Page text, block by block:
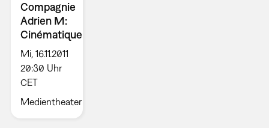
Compagnie
Adrien M:
Cinématique
Mi, 16.11.2011
20:30 Uhr
CET
Medientheater